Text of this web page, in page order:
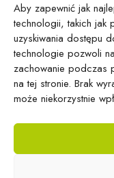
Aby zapewnić jak
technologii, takich jak
uzyskiwania dostępu
technologie pozwoli
zachowanie podczas
na tej stronie. Brak
może niekorzystnie
Epicentrum Gdynia